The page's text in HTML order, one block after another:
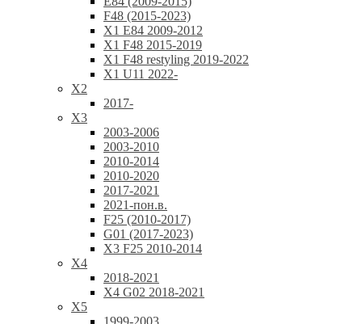
F48 (2015-2023)
X1 E84 2009-2012
X1 F48 2015-2019
X1 F48 restyling 2019-2022
X1 U11 2022-
X2
2017-
X3
2003-2006
2003-2010
2010-2014
2010-2020
2017-2021
2021-пон.в.
F25 (2010-2017)
G01 (2017-2023)
X3 F25 2010-2014
X4
2018-2021
X4 G02 2018-2021
X5
1999-2003